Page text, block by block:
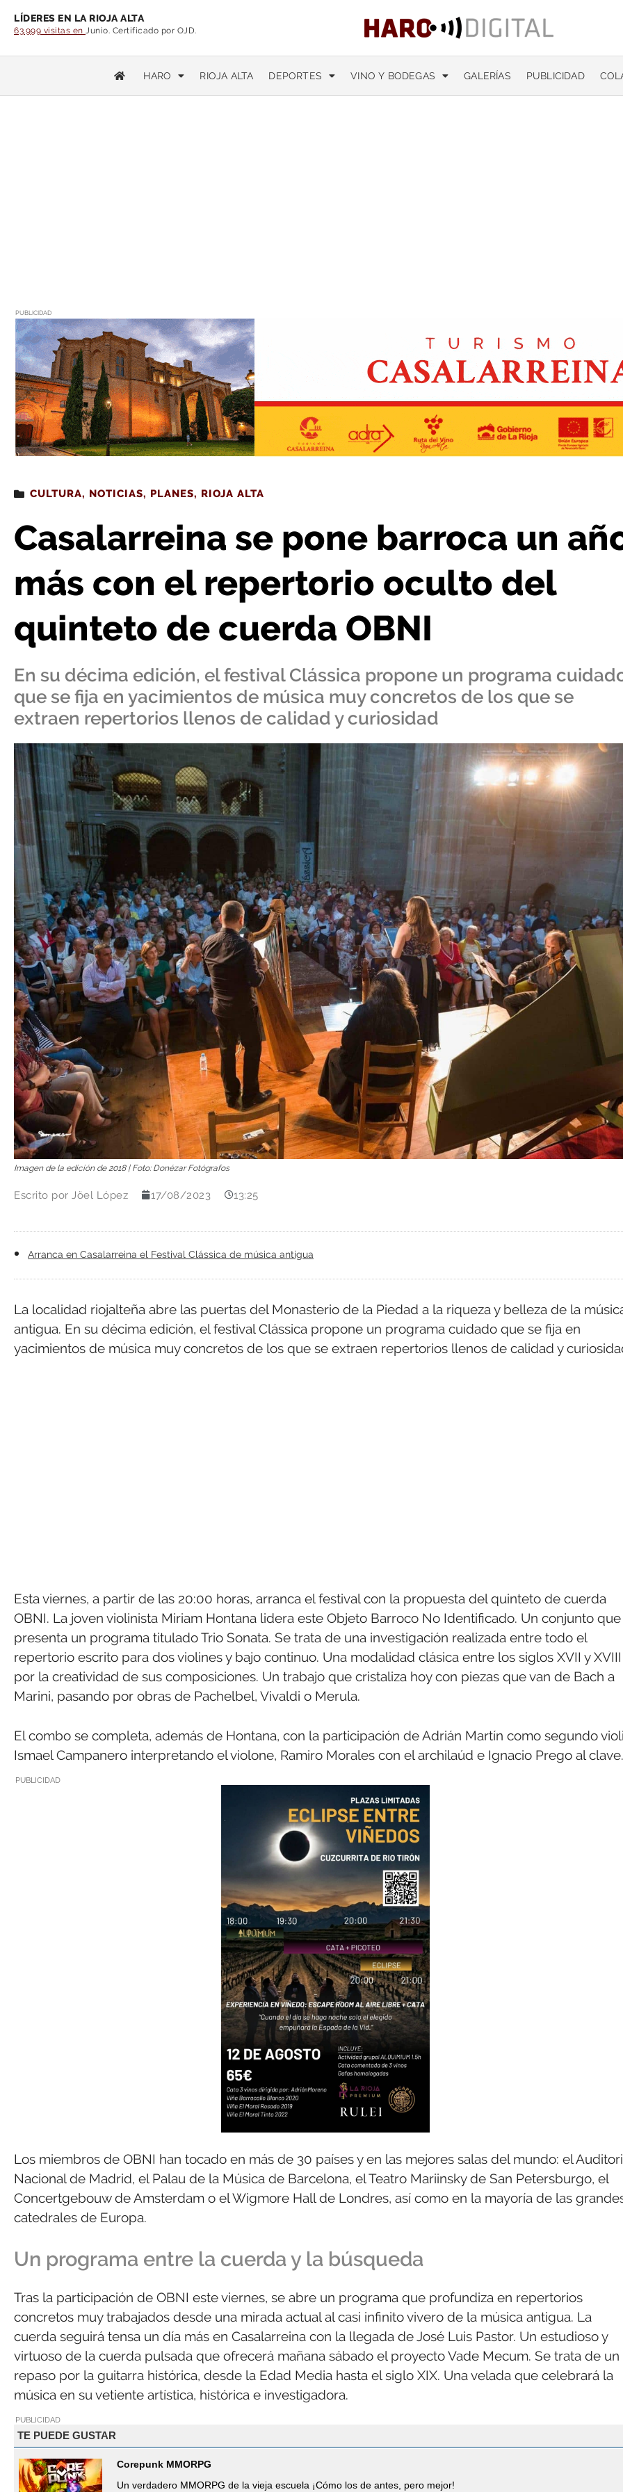
LÍDERES EN LA RIOJA ALTA
63.999 visitas en Junio. Certificado por OJD.
HARO RIOJA ALTA DEPORTES VINO Y BODEGAS GALERÍAS PUBLICIDAD
PUBLICIDAD
Estás leyendo : Casalarreina se pone barroca un año más con el repertorio oculto del quinteto de cuerda OBNI
CULTURA, NOTICIAS, PLANES, RIOJA ALTA
Casalarreina se pone barroca un
más con el repertorio oculto del
quinteto de cuerda OBNI
En su décima edición, el festival Clássica propone un programa
que se fija en yacimientos de música muy concretos de los que se
extraen repertorios llenos de calidad y curiosidad
Imagen de la edición de 2018 | Foto: Donézar Fotógrafos
Escrito por Jöel López 17/08/2023 13:25
Arranca en Casalarreina el Festival Clássica de música antigua
La localidad riojalteña abre las puertas del Monasterio de la Piedad a la riqueza y belleza de la
antigua. En su décima edición, el festival Clássica propone un programa cuidado que se fija en
yacimientos de música muy concretos de los que se extraen repertorios llenos de calidad y
Esta viernes, a partir de las 20:00 horas, arranca el festival con la propuesta del quinteto de cuerda
OBNI. La joven violinista Miriam Hontana lidera este Objeto Barroco No Identificado. Un conjunto que
presenta un programa titulado Trio Sonata. Se trata de una investigación realizada entre todo el
repertorio escrito para dos violines y bajo continuo. Una modalidad clásica entre los siglos XVII y XVIII
por la creatividad de sus composiciones. Un trabajo que cristaliza hoy con piezas que van de Bach a
Marini, pasando por obras de Pachelbel, Vivaldi o Merula.
El combo se completa, además de Hontana, con la participación de Adrián Martín como segundo
Ismael Campanero interpretando el violone, Ramiro Morales con el archilaúd e Ignacio Prego al clave.
PUBLICIDAD
Los miembros de OBNI han tocado en más de 30 países y en las mejores salas del mundo: el
Nacional de Madrid, el Palau de la Música de Barcelona, el Teatro Mariinsky de San Petersburgo, el
Concertgebouw de Amsterdam o el Wigmore Hall de Londres, así como en la mayoría de las
catedrales de Europa.
Un programa entre la cuerda y la búsqueda
Tras la participación de OBNI este viernes, se abre un programa que profundiza en repertorios
concretos muy trabajados desde una mirada actual al casi infinito vivero de la música antigua. La
cuerda seguirá tensa un día más en Casalarreina con la llegada de José Luis Pastor. Un estudioso y
virtuoso de la cuerda pulsada que ofrecerá mañana sábado el proyecto Vade Mecum. Se trata de un
repaso por la guitarra histórica, desde la Edad Media hasta el siglo XIX. Una velada que celebrará la
música en su vetiente artística, histórica e investigadora.
PUBLICIDAD
TE PUEDE GUSTAR
Corepunk MMORPG
Un verdadero MMORPG de la vieja escuela ¡Cómo los de antes, pero mejor!